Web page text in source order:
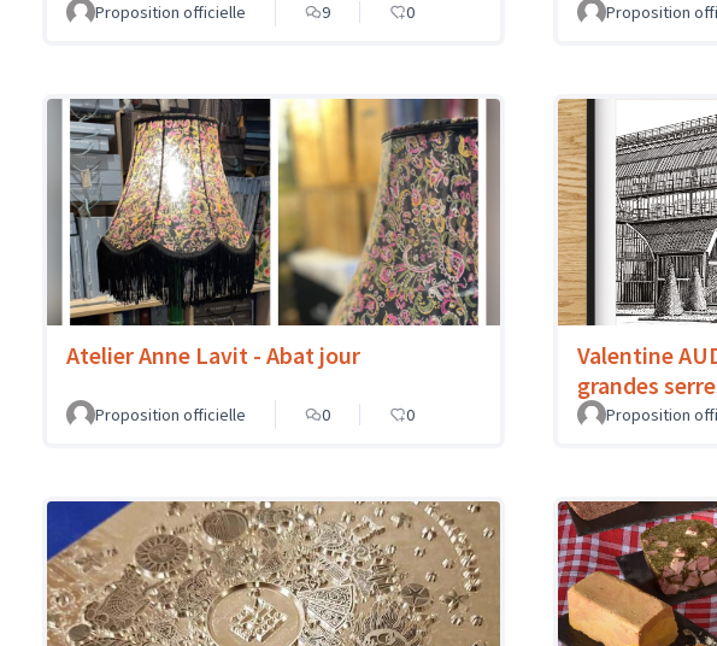
Proposition officielle 9 0 Proposition
Atelier Anne Lavit - Abat jour
Proposition officielle 0 0
Valentine
grandes
Proposition